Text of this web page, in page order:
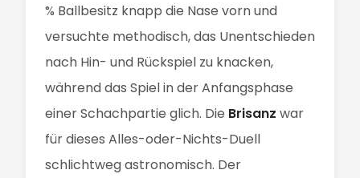
% Ballbesitz knapp die Nase vorn und
versuchte methodisch, das Unentschieden
nach Hin- und Rückspiel zu knacken,
während das Spiel in der Anfangsphase
einer Schachpartie glich. Die Brisanz war
für dieses Alles-oder-Nichts-Duell
schlichtweg astronomisch. Der